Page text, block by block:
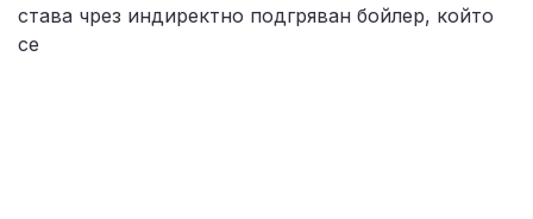
става чрез индиректно подгряван бойлер, който
се